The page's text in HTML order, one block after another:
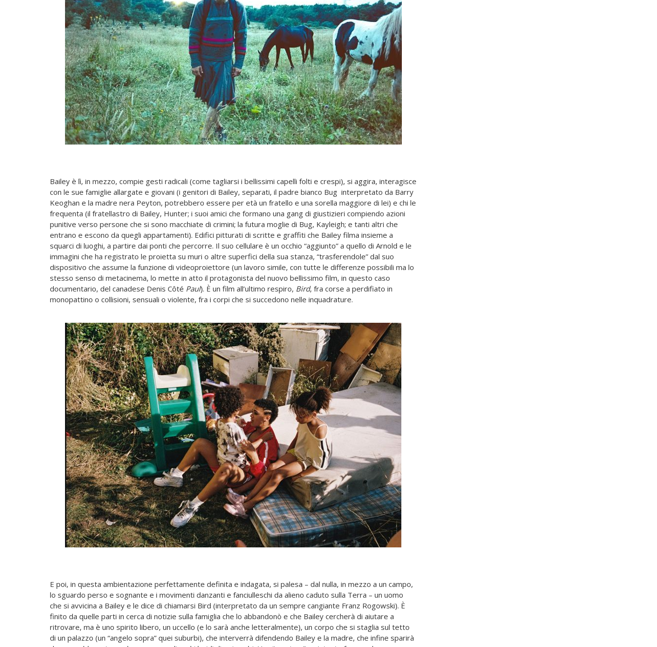
Bailey è lì, in mezzo, compie gesti radicali (come tagliarsi i bellissimi capelli folti e crespi), si aggira, interagisce
con le sue famiglie allargate e giovani (i genitori di Bailey, separati, il padre bianco Bug interpretato da Barry
Keoghan e la madre nera Peyton, potrebbero essere per età un fratello e una sorella maggiore di lei) e chi le
frequenta (il fratellastro di Bailey, Hunter; i suoi amici che formano una gang di giustizieri compiendo azioni
punitive verso persone che si sono macchiate di crimini; la futura moglie di Bug, Kayleigh; e tanti altri che
entrano e escono da quegli appartamenti). Edifici pitturati di scritte e graffiti che Bailey filma insieme a
squarci di luoghi, a partire dai ponti che percorre. Il suo cellulare è un occhio “aggiunto” a quello di Arnold e le
immagini che ha registrato le proietta su muri o altre superfici della sua stanza, “trasferendole” dal suo
dispositivo che assume la funzione di videoproiettore (un lavoro simile, con tutte le differenze possibili ma lo
stesso senso di metacinema, lo mette in atto il protagonista del nuovo bellissimo film, in questo caso
documentario, del canadese Denis Côté Paul). È un film all’ultimo respiro, Bird, fra corse a perdifiato in
monopattino o collisioni, sensuali o violente, fra i corpi che si succedono nelle inquadrature.
E poi, in questa ambientazione perfettamente definita e indagata, si palesa – dal nulla, in mezzo a un campo,
lo sguardo perso e sognante e i movimenti danzanti e fanciulleschi da alieno caduto sulla Terra – un uomo
che si avvicina a Bailey e le dice di chiamarsi Bird (interpretato da un sempre cangiante Franz Rogowski). È
finito da quelle parti in cerca di notizie sulla famiglia che lo abbandonò e che Bailey cercherà di aiutare a
ritrovare, ma è uno spirito libero, un uccello (e lo sarà anche letteralmente), un corpo che si staglia sul tetto
di un palazzo (un “angelo sopra” quei suburbi), che interverrà difendendo Bailey e la madre, che infine sparirà